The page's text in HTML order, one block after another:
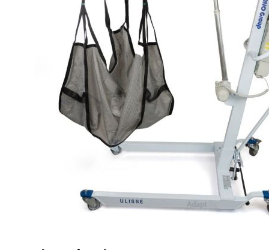
Сливен ул. Добри Чинтулов 3
Добрич ул. Отец Паисий 5
Сливен 0877 673606
Добрич 0876 514422
New Products
Register